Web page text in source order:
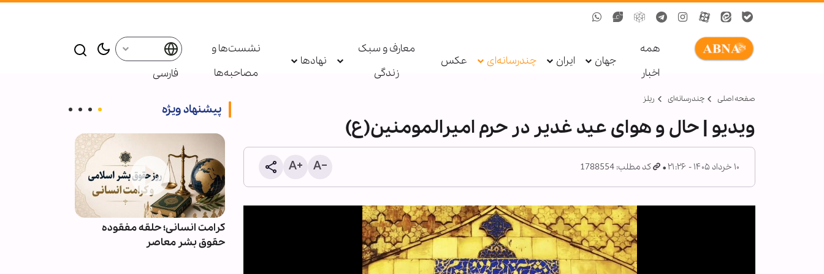
همه
اخبار
جهان ایران چندرسانه‌ای عکس
معارف و سبک
زندگی
نهادها
نشست‌ها و
مصاحبه‌ها
فارسی
صفحه اصلی چندرسانه‌ای ریلز
ویدیو | حال و هوای عید غدیر در حرم امیرالمومنین(ع)
۱۰ خرداد ۱۴۰۵ - ۲۱:۲۶ کد مطلب: 1788554
پیشنهاد ویژه
حرم بانوی کرامت در ایام اربعین
حسینی
کرامت انسانی؛ حلقه مفقوده
حقوق بشر معاصر